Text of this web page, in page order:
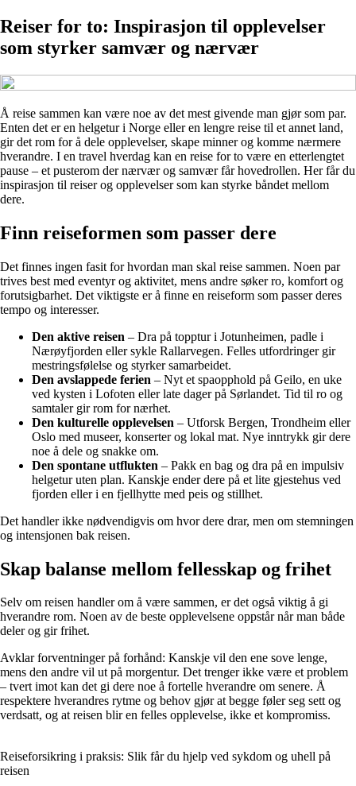
Reiser for to: Inspirasjon til opplevelser
som styrker samvær og nærvær
Å reise sammen kan være noe av det mest givende man gjør som par.
Enten det er en helgetur i Norge eller en lengre reise til et annet land,
gir det rom for å dele opplevelser, skape minner og komme nærmere
hverandre. I en travel hverdag kan en reise for to være en etterlengtet
pause – et pusterom der nærvær og samvær får hovedrollen. Her får du
inspirasjon til reiser og opplevelser som kan styrke båndet mellom
dere.
Finn reiseformen som passer dere
Det finnes ingen fasit for hvordan man skal reise sammen. Noen par
trives best med eventyr og aktivitet, mens andre søker ro, komfort og
forutsigbarhet. Det viktigste er å finne en reiseform som passer deres
tempo og interesser.
Den aktive reisen – Dra på topptur i Jotunheimen, padle i
Nærøyfjorden eller sykle Rallarvegen. Felles utfordringer gir
mestringsfølelse og styrker samarbeidet.
Den avslappede ferien – Nyt et spaopphold på Geilo, en uke
ved kysten i Lofoten eller late dager på Sørlandet. Tid til ro og
samtaler gir rom for nærhet.
Den kulturelle opplevelsen – Utforsk Bergen, Trondheim eller
Oslo med museer, konserter og lokal mat. Nye inntrykk gir dere
noe å dele og snakke om.
Den spontane utflukten – Pakk en bag og dra på en impulsiv
helgetur uten plan. Kanskje ender dere på et lite gjestehus ved
fjorden eller i en fjellhytte med peis og stillhet.
Det handler ikke nødvendigvis om hvor dere drar, men om stemningen
og intensjonen bak reisen.
Skap balanse mellom fellesskap og frihet
Selv om reisen handler om å være sammen, er det også viktig å gi
hverandre rom. Noen av de beste opplevelsene oppstår når man både
deler og gir frihet.
Avklar forventninger på forhånd: Kanskje vil den ene sove lenge,
mens den andre vil ut på morgentur. Det trenger ikke være et problem
– tvert imot kan det gi dere noe å fortelle hverandre om senere. Å
respektere hverandres rytme og behov gjør at begge føler seg sett og
verdsatt, og at reisen blir en felles opplevelse, ikke et kompromiss.
Reiseforsikring i praksis: Slik får du hjelp ved sykdom og uhell på
reisen